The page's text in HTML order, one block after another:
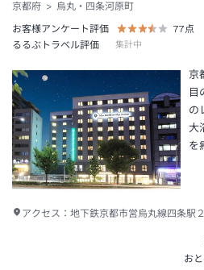
京都府
烏丸・四条河原町
お客様アンケート評価
77点
るるぶトラベル評価
集計中
京
目
の
大
を
アクセス： 地下鉄京都市営烏丸線四条駅
お